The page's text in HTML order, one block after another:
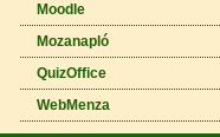
Moodle
Mozanapló
QuizOffice
WebMenza